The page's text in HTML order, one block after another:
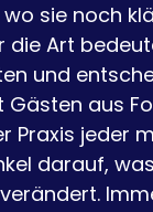
sie noch
die Art
und
aus
Praxis jeder
darauf,